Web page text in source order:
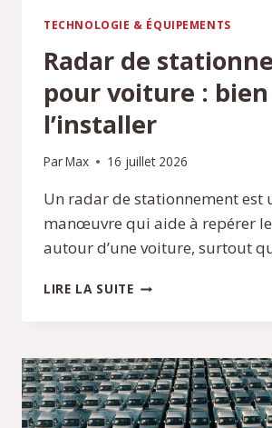
TECHNOLOGIE & ÉQUIPEMENTS
Radar de
pour voiture : bien
l’installer
ParMax 16 juillet 2026
Un radar de stationnement est
manœuvre qui aide à repérer
autour d’une voiture, surtout
LIRE LA SUITERADAR
VOITURE
:
BIEN
L’INSTALLER